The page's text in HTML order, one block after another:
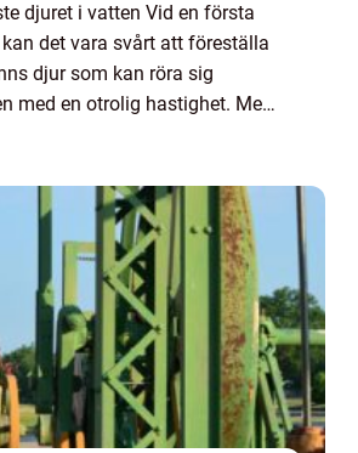
djuret i vatten Vid en första
det vara svårt att föreställa
djur som kan röra sig
med en otrolig hastighet. Men